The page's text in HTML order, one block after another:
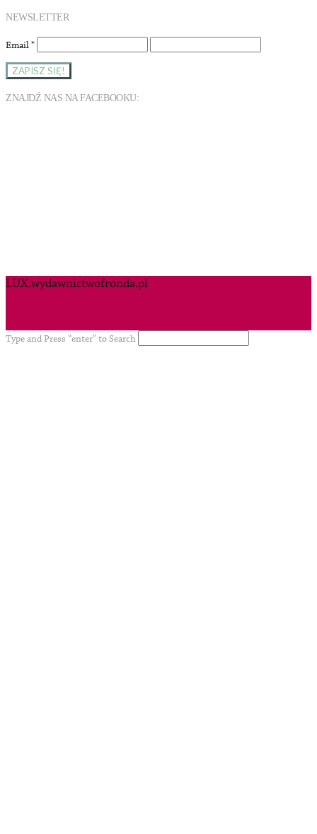
NEWSLETTER
Email*
ZNAJDŹ NAS NA FACEBOOKU:
LUX.wydawnictwofronda.pl
Type and Press “enter” to Search